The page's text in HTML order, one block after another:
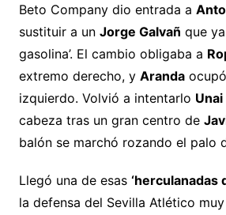
Beto Company dio entrada a
sustituir a un Jorge Galvañ que
gasolina’. El cambio obligaba a
extremo derecho, y Aranda
izquierdo. Volvió a intentarlo
cabeza tras un gran centro de
balón se marchó rozando el palo
Llegó una de esas ‘herculanadas
la defensa del Sevilla Atlético